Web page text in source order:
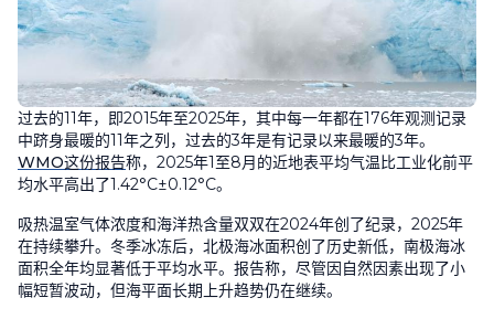
过去的11年，即2015年至2025年，其中每一年都在176年观测记录
中跻身最暖的11年之列，过去的3年是有记录以来最暖的3年。
WMO这份报告称， 2025年1 至8月的近地表平均气温比工业化前平
均水平高出了1.42°C±0.12°C。
吸热温室气体浓度和海洋热含量双双在2024年创了纪录， 2025年
在持续攀升。冬季冰冻后，北极海冰面积创了历史新低，南极海冰
面积全年均显著低于平均水平。报告称，尽管因自然因素出现了小
幅短暂波动，但海平面长期上升趋势仍在继续。